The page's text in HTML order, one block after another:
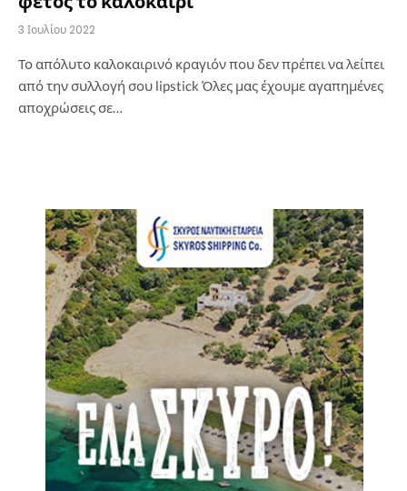
3 Ιουλίου 2022
Το απόλυτο καλοκαιρινό κραγιόν που δεν πρέπει να λείπει
από την συλλογή σου lipstick Όλες μας έχουμε αγαπημένες
αποχρώσεις σε…